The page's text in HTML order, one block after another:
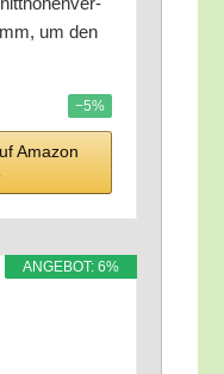
um den
−5%
Ama­zon
ANGE­BOT: 6%